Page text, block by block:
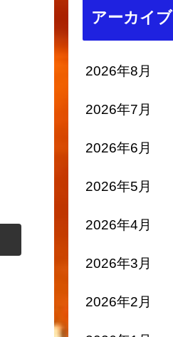
アーカイブ
2026年8月
2026年7月
2026年6月
2026年5月
2026年4月
2026年3月
2026年2月